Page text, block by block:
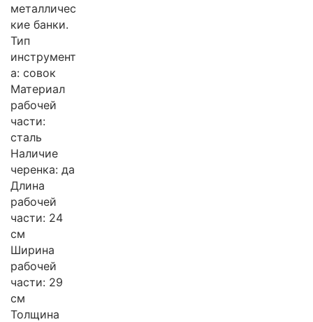
металличес
кие банки.
Тип
инструмент
а: совок
Материал
рабочей
части:
сталь
Наличие
черенка: да
Длина
рабочей
части: 24
см
Ширина
рабочей
части: 29
см
Толщина